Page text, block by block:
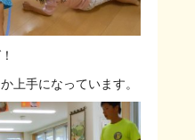
上手になっています。